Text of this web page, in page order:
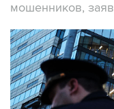
мошенников,